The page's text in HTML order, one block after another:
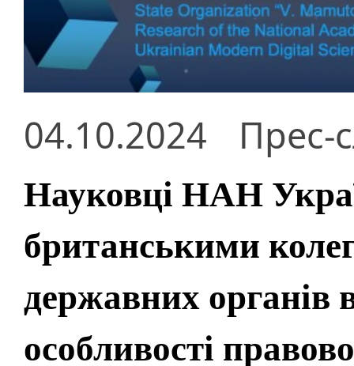
04.10.2024 Прес-
Науковці НАН
британськими
державних органів
особливості